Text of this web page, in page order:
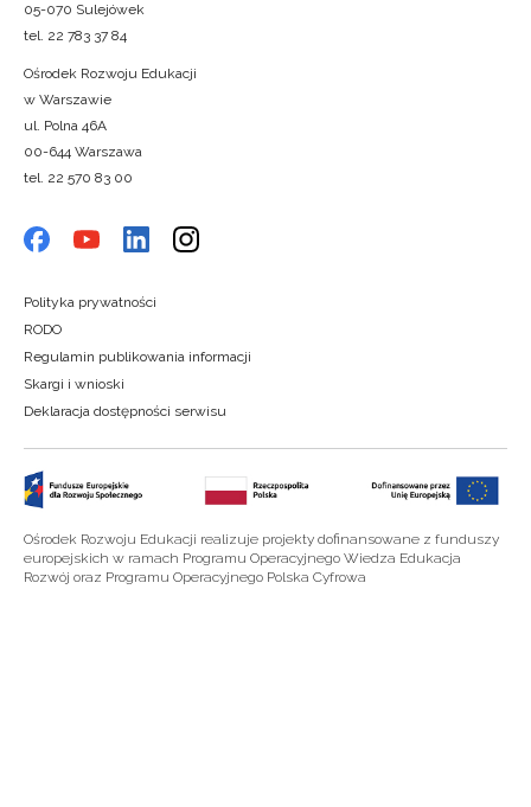
05-070 Sulejówek
tel. 22 783 37 84
Ośrodek Rozwoju Edukacji
w Warszawie
ul. Polna 46A
00-644 Warszawa
tel. 22 570 83 00
Polityka prywatności
RODO
Regulamin publikowania informacji
Skargi i wnioski
Deklaracja dostępności serwisu
Ośrodek Rozwoju Edukacji realizuje projekty dofinansowane z funduszy
europejskich w ramach Programu Operacyjnego Wiedza Edukacja
Rozwój oraz Programu Operacyjnego Polska Cyfrowa